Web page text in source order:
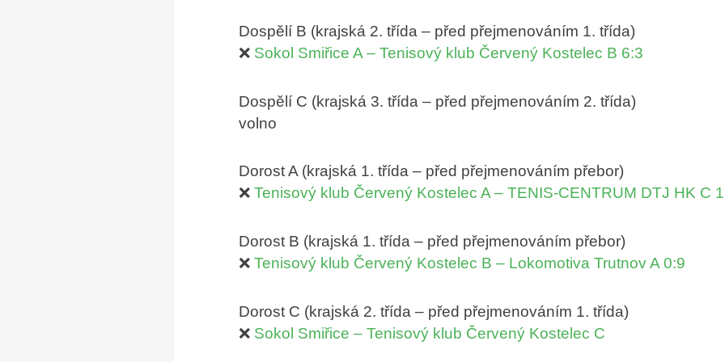
Dospělí B (krajská 2. třída – před přejmenováním 1. třída)
❌ Sokol Smiřice A – Tenisový klub Červený Kostelec B 6:3
Dospělí C (krajská 3. třída – před přejmenováním 2. třída)
volno
Dorost A (krajská 1. třída – před přejmenováním přebor)
❌Tenisový klub Červený Kostelec A – TENIS-CENTRUM DTJ HK C
Dorost B (krajská 1. třída – před přejmenováním přebor)
❌Tenisový klub Červený Kostelec B – Lokomotiva Trutnov A 0:9
Dorost C (krajská 2. třída – před přejmenováním 1. třída)
❌ Sokol Smiřice – Tenisový klub Červený Kostelec C